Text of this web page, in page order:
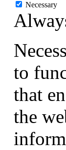
Necessary
to
that
the